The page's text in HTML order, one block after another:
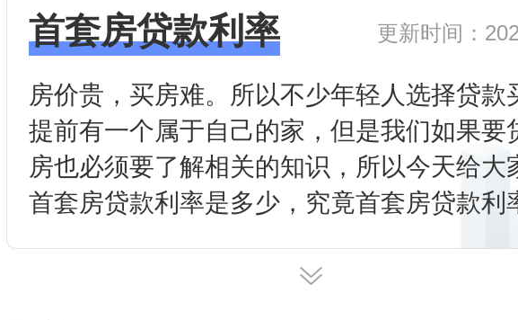
首套房贷款利率 更新时间：
房价贵，买房难。所以不少年轻人选择贷款
提前有一个属于自己的家，但是我们如果要
房也必须要了解相关的知识，所以今天给大
首套房贷款利率是多少，究竟首套房贷款利